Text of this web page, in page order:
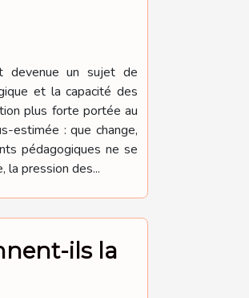
devenue un sujet de
et la capacité des
plus forte portée au
estimée : que change,
pédagogiques ne se
la pression des...
ils la